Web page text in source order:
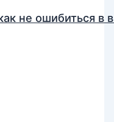
не ошибиться в